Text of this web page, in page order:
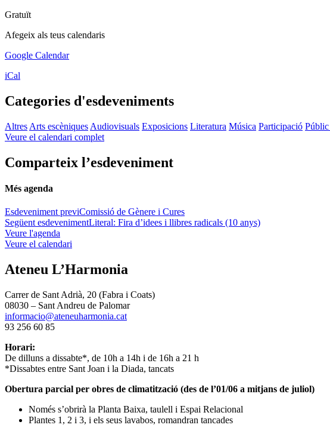
Gratuït
Afegeix als teus calendaris
Google Calendar
iCal
Categories d'esdeveniments
Altres Arts escèniques Audiovisuals Exposicions Literatura Música Participació
Veure el calendari complet
Comparteix l’esdeveniment
Més agenda
Esdeveniment previComissió de Gènere i Cures
Següent esdevenimentLiteral: Fira d’idees i llibres radicals (10 anys)
Veure l'agenda
Veure el calendari
Ateneu L’Harmonia
Carrer de Sant Adrià, 20 (Fabra i Coats)
08030 – Sant Andreu de Palomar
informacio@ateneuharmonia.cat
93 256 60 85
Horari:
De dilluns a dissabte*, de 10h a 14h i de 16h a 21 h
*Dissabtes entre Sant Joan i la Diada, tancats
Obertura parcial per obres de climatització (des de l’01/06 a mitjans de juliol)
Només s’obrirà la Planta Baixa, taulell i Espai Relacional
Plantes 1, 2 i 3, i els seus lavabos, romandran tancades